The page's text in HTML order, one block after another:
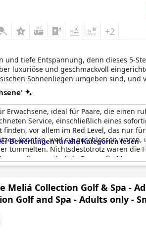
+2
und tiefe Entspannung, denn dieses 5-
luxuriöse und geschmackvoll
Sonnenliegen umgeben sind,
Erwachsene, ideal für Paare, die einen
Service, einschließlich eines
vor allem im Red Level, das nur
konnten, weil sie geschlossen
tummelten. Nichtsdestotrotz waren die
außergewöhnlich. Der große
Bewertungen für alle Kategorien lesen
Meliá Collection Golf & Spa -
Golf and Spa - Adults only -